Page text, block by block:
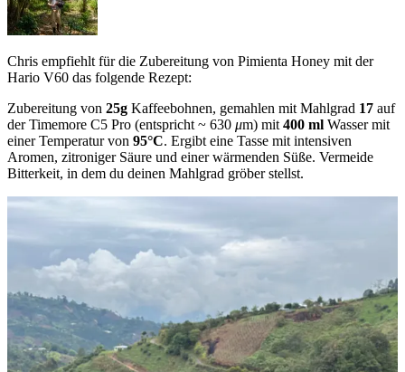
Chris empfiehlt für die Zubereitung von Pimienta Honey mit der
Hario V60 das folgende Rezept:
Zubereitung von 25g Kaffeebohnen, gemahlen mit Mahlgrad 17 auf
der Timemore C5 Pro (entspricht ~ 630 μm) mit 400 ml Wasser mit
einer Temperatur von 95°C. Ergibt eine Tasse mit intensiven
Aromen, zitroniger Säure und einer wärmenden Süße. Vermeide
Bitterkeit, in dem du deinen Mahlgrad gröber stellst.